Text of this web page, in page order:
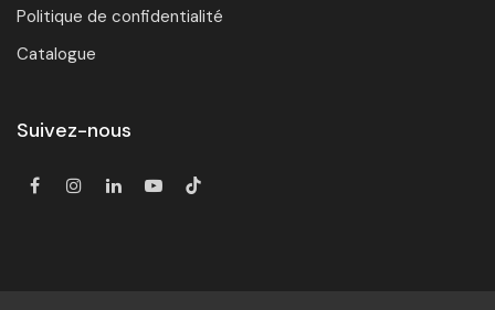
Politique de confidentialité
Catalogue
Suivez-nous